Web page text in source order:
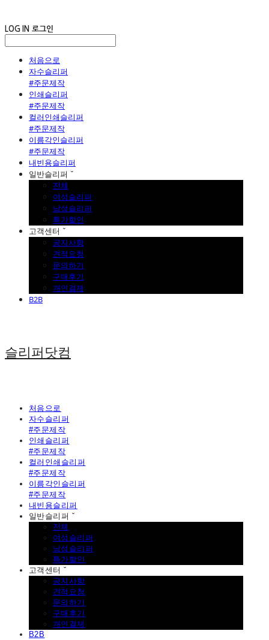
LOG IN 로그인
처음으로
자수슬리퍼
#주문제작
인쇄슬리퍼
#주문제작
컬러인쇄슬리퍼
#주문제작
이름각인슬리퍼
#주문제작
내빈용슬리퍼
일반슬리퍼 ˇ
전체
여성슬리퍼
남성슬리퍼
특가할인
고객센터 ˇ
공지사항
견적요청
문의하기
구매후기
개인결제
B2B
슬리퍼닷컴
처음으로
자수슬리퍼
#주문제작
인쇄슬리퍼
#주문제작
컬러인쇄슬리퍼
#주문제작
이름각인슬리퍼
#주문제작
내빈용슬리퍼
일반슬리퍼 ˇ
전체
여성슬리퍼
남성슬리퍼
특가할인
고객센터 ˇ
공지사항
견적요청
문의하기
구매후기
개인결제
B2B